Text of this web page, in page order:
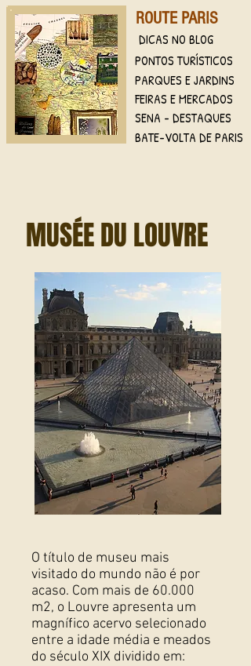
ROUTE PARIS
PONTOS TURÍSTICOS
SENA - DESTAQUES
PARQUES E JARDINS
FEIRAS E MERCADOS
BATE-VOLTA DE PARIS
DICAS NO BLOG
MUSÉE DU LOUVRE
O título de museu mais
visitado do mundo não é por
acaso. Com mais de 60.000
m2, o Louvre apresenta um
magnífico acervo selecionado
entre a idade média e meados
do século XIX dividido em: